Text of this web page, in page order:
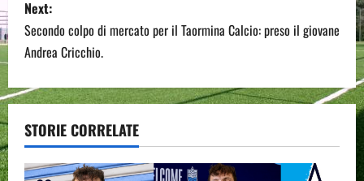
s
t
n
a
v
Next:
Secondo colpo di mercato per il Taormina Calcio: preso il giovane
Andrea Cricchio.
STORIE CORRELATE